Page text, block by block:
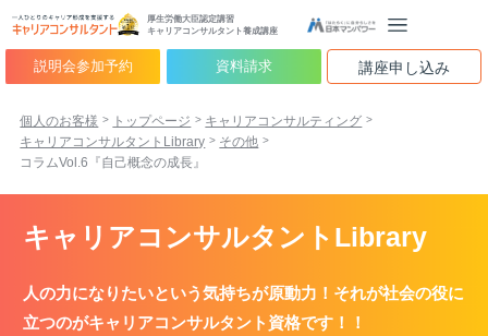
厚生労働大臣認定講習
キャリアコンサルタント養成講座
説明会参加予約 資料請求 講座申し込み
個人のお客様 トップページ
キャリアコンサルティング
キャリアコンサルタントLibrary
その他
コラムVol.6『自己概念の成長』
キャリアコンサルタントLibrary
人の力になりたいという気持ちが原動力！それが社会の役に
立つのがキャリアコンサルタント資格です！！